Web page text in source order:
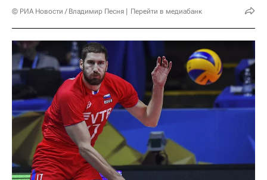
© РИА Новости / Владимир Песня Перейти в медиабанк